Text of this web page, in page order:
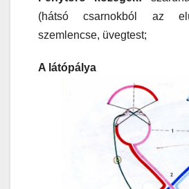
(hátsó csarnokból az
szemlencse, üvegtest;
A látópálya